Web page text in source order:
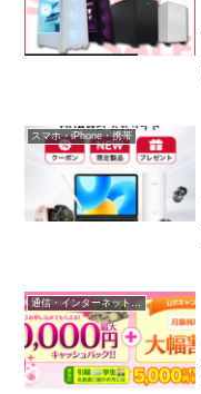
スマホ・iPhone・携帯
通信・インターネット・電話